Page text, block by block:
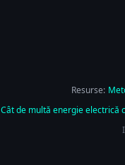
Resurse:
Cât de multă energie electrică